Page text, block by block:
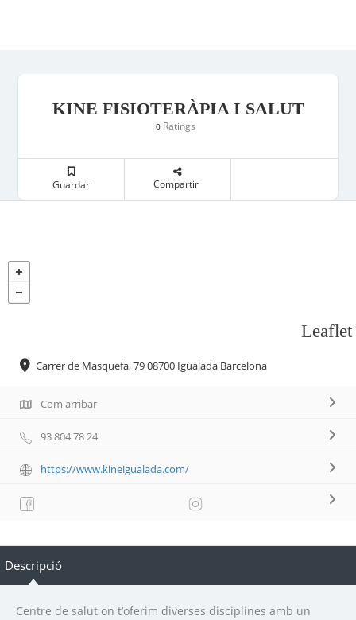
KINE FISIOTERÀPIA I SALUT
0 Ratings
Guardar Compartir
Leaflet
Carrer de Masquefa, 79 08700 Igualada Barcelona
Com arribar
93 804 78 24
https://www.kineigualada.com/
Descripció
Centre de salut on t’oferim diverses disciplines amb un